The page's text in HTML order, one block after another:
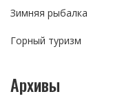
Зимняя рыбалка
Горный туризм
Архивы